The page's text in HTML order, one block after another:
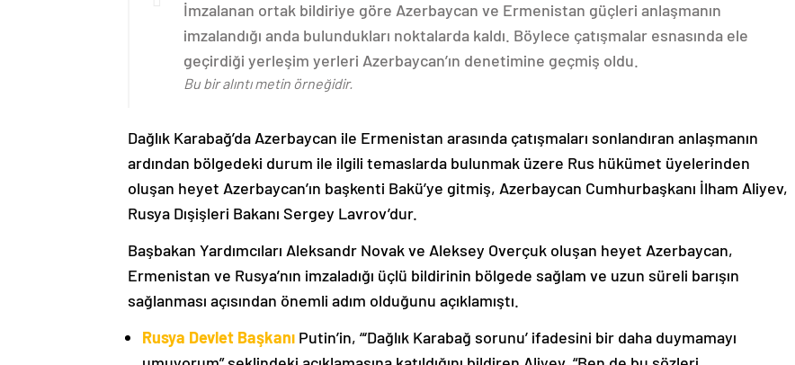
İmzalanan ortak bildiriye göre Azerbaycan ve Ermenistan güçleri anlaşmanın
imzalandığı anda bulundukları noktalarda kaldı. Böylece çatışmalar esnasında ele
geçirdiği yerleşim yerleri Azerbaycan’ın denetimine geçmiş oldu.
Bu bir alıntı metin örneğidir.
Dağlık Karabağ’da Azerbaycan ile Ermenistan arasında çatışmaları sonlandıran anlaşmanın
ardından bölgedeki durum ile ilgili temaslarda bulunmak üzere Rus hükümet üyelerinden
oluşan heyet Azerbaycan’ın başkenti Bakü’ye gitmiş, Azerbaycan Cumhurbaşkanı İlham Aliyev,
Rusya Dışişleri Bakanı Sergey Lavrov’dur.
Başbakan Yardımcıları Aleksandr Novak ve Aleksey Overçuk oluşan heyet Azerbaycan,
Ermenistan ve Rusya’nın imzaladığı üçlü bildirinin bölgede sağlam ve uzun süreli barışın
sağlanması açısından önemli adım olduğunu açıklamıştı.
Rusya Devlet Başkanı Putin’in, “‘Dağlık Karabağ sorunu’ ifadesini bir daha duymamayı